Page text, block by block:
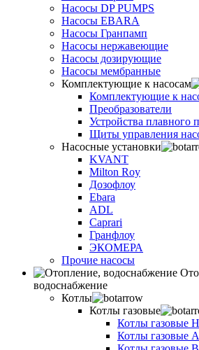
Насосы DP PUMPS
Насосы EBARA
Насосы Гранпамп
Насосы нержавеющие
Насосы дозирующие
Насосы мембранные
Комплектующие к насосам
Комплектующие к
Преобразователи
Устройства плавного
Щиты управления
Насосные установки
KVANT
Milton Roy
Дозофлоу
Ebara
ADL
Caprari
Гранфлоу
ЭКОМЕРА
Прочие насосы
водоснабжение
Котлы
Котлы газовые
Котлы газовые
Котлы газовые